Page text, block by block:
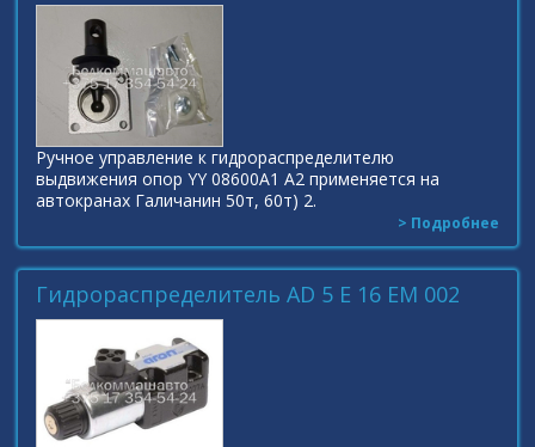
Ручное управление к гидрораспределителю
выдвижения опор YY 08600A1 A2 применяется на
автокранах Галичанин 50т, 60т) 2.
> Подробнее
Гидрораспределитель AD 5 E 16 EM 002